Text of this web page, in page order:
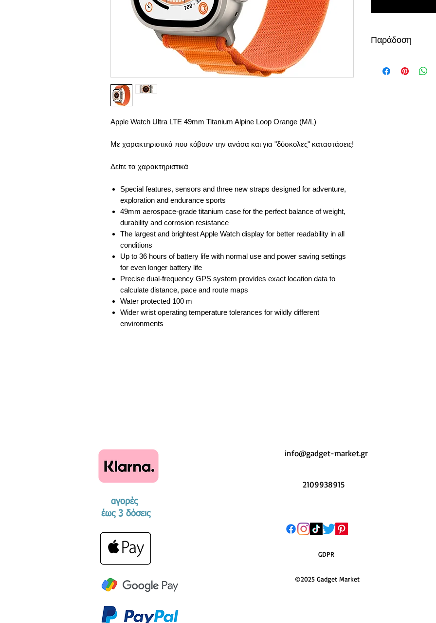
Apple Watch Ultra LTE 49mm Titanium Alpine Loop Orange (M/L)
Με χαρακτηριστικά που κόβουν την ανάσα και για "δύσκολες" καταστάσεις!
Δείτε τα χαρακτηριστικά
Special features, sensors and three new straps designed for adventure,
exploration and endurance sports
49mm aerospace-grade titanium case for the perfect balance of weight,
durability and corrosion resistance
The largest and brightest Apple Watch display for better readability in all
conditions
Up to 36 hours of battery life with normal use and power saving settings
for even longer battery life
Precise dual-frequency GPS system provides exact location data to
calculate distance, pace and route maps
Water protected 100 m
Wider wrist operating temperature tolerances for wildly different
environments
Παράδοση
αγορές
​έως 3 δόσεις
info@gadget-market.gr
2109938915
GDPR
©2025 Gadget Market